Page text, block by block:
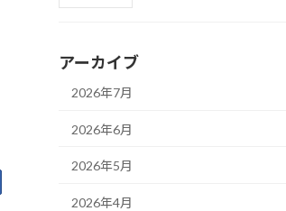
アーカイブ
2026年7月
2026年6月
2026年5月
2026年4月